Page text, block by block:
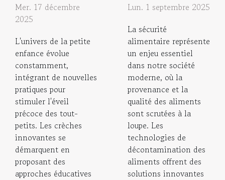
Mer. 17 décembre
2025
L'univers de la petite
enfance évolue
constamment,
intégrant de nouvelles
pratiques pour
stimuler l'éveil
précoce des tout-
petits. Les crèches
innovantes se
démarquent en
proposant des
approches éducatives
Lun. 1 septembre 2025
La sécurité
alimentaire représente
un enjeu essentiel
dans notre société
moderne, où la
provenance et la
qualité des aliments
sont scrutées à la
loupe. Les
technologies de
décontamination des
aliments offrent des
solutions innovantes